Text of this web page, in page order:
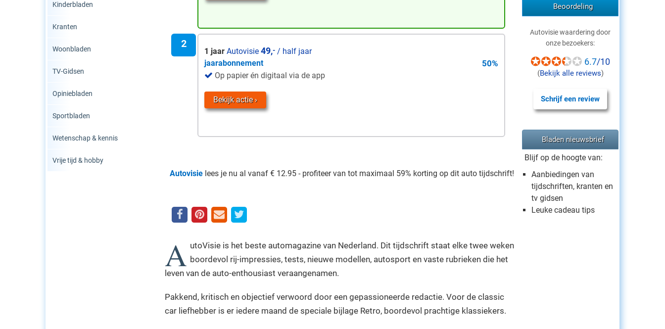
Kinderbladen
Kranten
Woonbladen
TV-Gidsen
Opiniebladen
Sportbladen
Wetenschap & kennis
Vrije tijd & hobby
1 jaar Autovisie 49,- / half jaar
jaarabonnement
50%
Op papier én digitaal via de app
Bekijk actie
Autovisie lees je nu al vanaf € 12.95 - profiteer van tot maximaal 59% korting op dit auto tijdschrift!
A utoVisie is het beste automagazine van Nederland. Dit tijdschrift staat elke twee weken
boordevol rij-impressies, tests, nieuwe modellen, autosport en vaste rubrieken die het
leven van de auto-enthousiast veraangenamen.
Pakkend, kritisch en objectief verwoord door een gepassioneerde redactie. Voor de classic
car liefhebber is er iedere maand de speciale bijlage Retro, boordevol prachtige klassiekers.
Beoordeling
Autovisie waardering door
onze bezoekers:
6.7/10
(Bekijk alle reviews)
Schrijf een review
Bladen nieuwsbrief
Blijf op de hoogte van:
Aanbiedingen van
tijdschriften, kranten en
tv gidsen
Leuke cadeau tips